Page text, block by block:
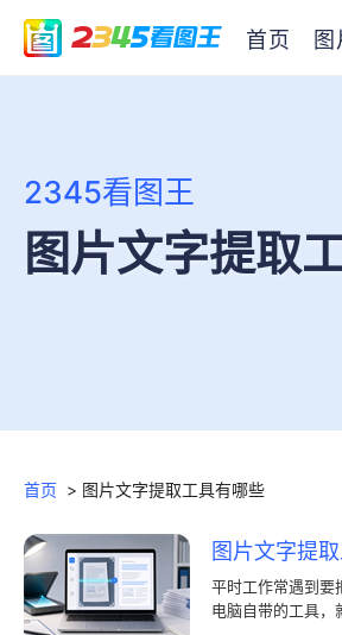
首页 图
2345看图王
图片文字提取
首页 > 图片文字提取工具有哪些
图片文字提
平时工作常遇到要
电脑自带的工具，